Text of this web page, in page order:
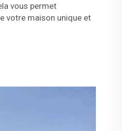
vous permet
votre maison unique et